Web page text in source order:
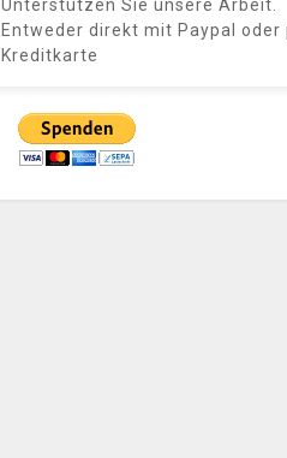
Unterstützen Sie unsere Arbeit.
Entweder direkt mit Paypal oder
Kreditkarte